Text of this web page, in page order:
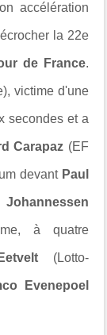
accélération
la 22e
de France.
victime d'une
secondes et a
Carapaz (EF
devant Paul
Johannessen
à quatre
(Lotto-
Evenepoel